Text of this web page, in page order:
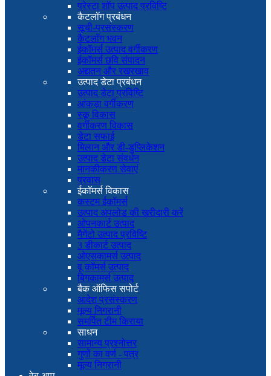
प्रेस्टा शॉप उत्पाद प्रविष्टि
कैटलॉग प्रबंधन
सूची-प्रसंस्करण
कैटलॉग भवन
ईकॉमर्स उत्पाद वर्गीकरण
ईकॉमर्स छवि संपादन
अद्यतन और रखरखाव
उत्पाद डेटा प्रबंधन
उत्पाद डेटा प्रविष्टि
आंकड़ा वर्गीकरण
स्कू विकास
वर्गीकरण विकास
डेटा सफाई
मिलान और डी-डुप्लिकेशन
उत्पाद डेटा संवर्धन
मानकीकरण सेवाएं
प्रवास
ईकॉमर्स विकास
कस्टम ईकॉमर्स
उत्पाद अपलोड की खरीदारी करें
ओपनकार्ट उत्पाद
मैगेंटो उत्पाद प्रविष्टि
3 डीकार्ट उत्पाद
ओएसकामर्स उत्पाद
वू कॉमर्स उत्पाद
बिगकामर्स उत्पाद
बैक ऑफिस सपोर्ट
आदेश प्रसंस्करण
मूल्य निगरानी
समर्पित टीम किराया
साधन
सामान्य प्रश्नोत्तर
गुणों का वर्ण - पत्र
मूल्य निगरानी